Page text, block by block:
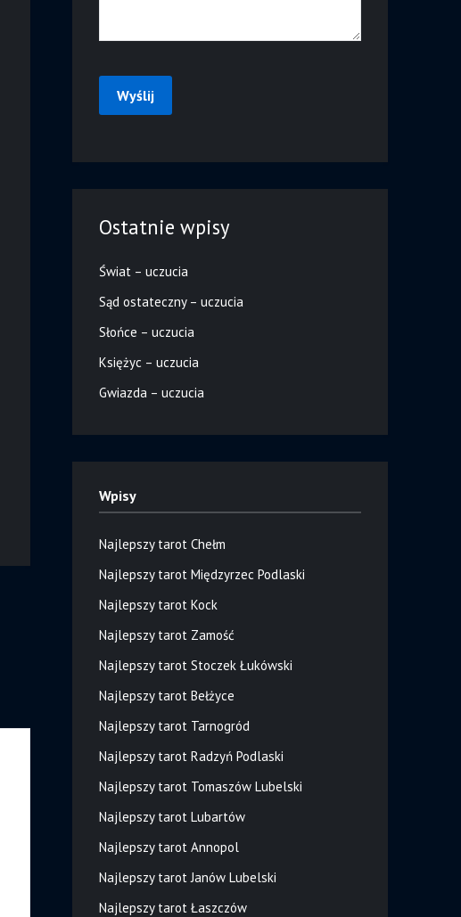
Ostatnie wpisy
Świat – uczucia
Sąd ostateczny – uczucia
Słońce – uczucia
Księżyc – uczucia
Gwiazda – uczucia
Wpisy
Najlepszy tarot Chełm
Najlepszy tarot Międzyrzec Podlaski
Najlepszy tarot Kock
Najlepszy tarot Zamość
Najlepszy tarot Stoczek Łukówski
Najlepszy tarot Bełżyce
Najlepszy tarot Tarnogród
Najlepszy tarot Radzyń Podlaski
Najlepszy tarot Tomaszów Lubelski
Najlepszy tarot Lubartów
Najlepszy tarot Annopol
Najlepszy tarot Janów Lubelski
Najlepszy tarot Łaszczów